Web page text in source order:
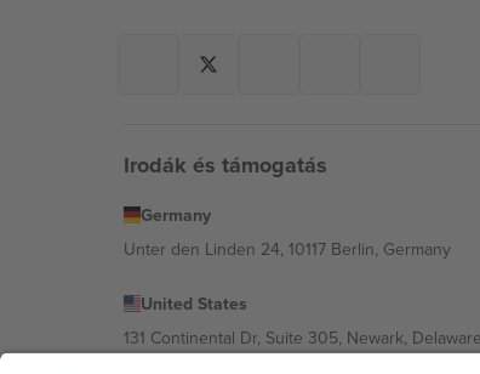
Irodák és támogatás
Germany
Unter den Linden 24, 10117 Berlin, Germany
United States
131 Continental Dr, Suite 305, Newark,